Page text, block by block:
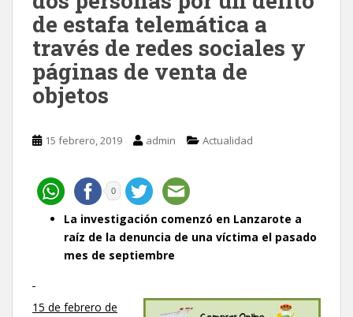
de estafa telemática a
través de redes sociales y
páginas de venta de
objetos
15 febrero, 2019 admin Actualidad
0
La investigación comenzó en Lanzarote a
raíz de la denuncia de una víctima el pasado
mes de septiembre
15 de febrero de